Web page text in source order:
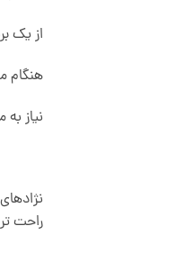
از یک
هنگام
نیاز
راحت